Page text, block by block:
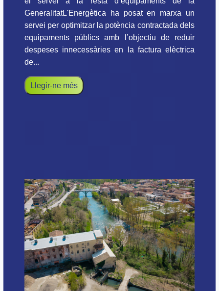
GeneralitatL'Energètica ha posat en marxa un
servei per optimitzar la potència contractada dels
equipaments públics amb l’objectiu de reduir
despeses innecessàries en la factura elèctrica
de...
Llegir-ne més